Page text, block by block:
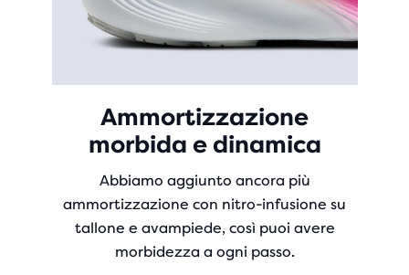
Ammortizzazione
morbida e dinamica
Abbiamo aggiunto ancora più
ammortizzazione con nitro-infusione su
tallone e avampiede, così puoi avere
morbidezza a ogni passo.